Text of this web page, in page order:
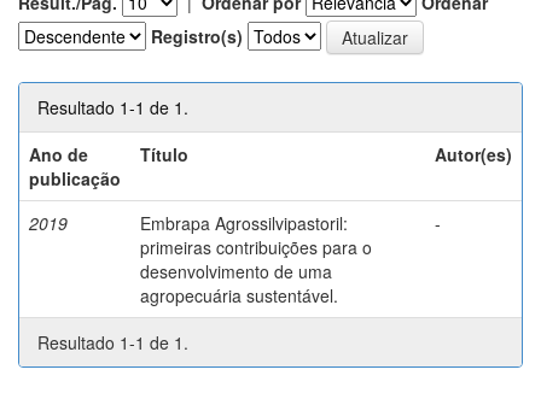
Registro(s)
Resultado 1-1 de 1.
Ano de
publicação
Título Autor(es)
2019
Embrapa Agrossilvipastoril:
primeiras contribuições para o
desenvolvimento de uma
agropecuária sustentável.
-
Resultado 1-1 de 1.